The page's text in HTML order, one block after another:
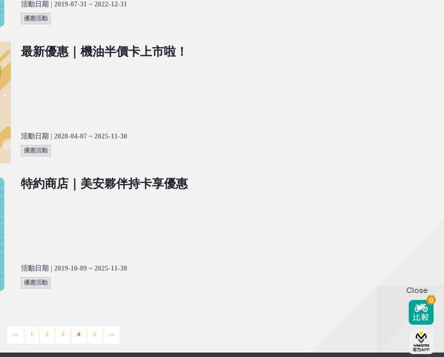
活動日期 | 2019-07-31 ~ 2022-12-31
優惠活動
最新優惠｜機油半價卡上市啦！
活動日期 | 2020-04-07 ~ 2025-11-30
優惠活動
特約商店｜美安夥伴持卡享優惠
活動日期 | 2019-10-09 ~ 2025-11-30
優惠活動
<< 1 2 3 4 5 >>
Close
0